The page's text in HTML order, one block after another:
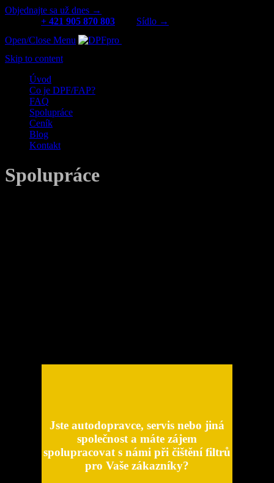
Objednajte sa už dnes →
+ 421 905 870 803
Sídlo →
Open/Close Menu
Skip to content
Úvod
Co je DPF/FAP?
FAQ
Spolupráce
Ceník
Blog
Kontakt
Spolupráce
Jste autodopravce, servis nebo jiná
společnost a máte zájem
spolupracovat s námi při čištění filtrů
pro Vaše zákazníky?